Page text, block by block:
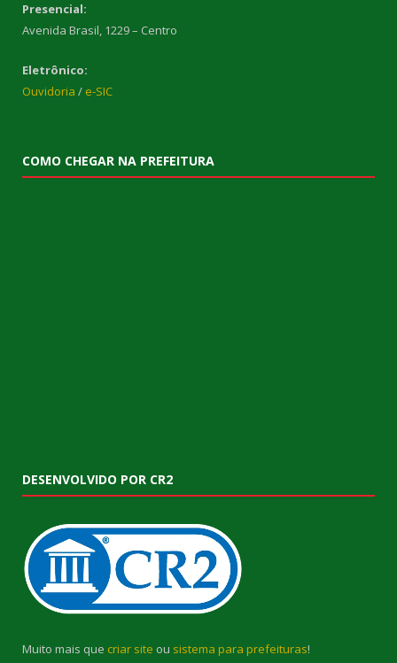
Presencial:
Avenida Brasil, 1229 – Centro
Eletrônico:
Ouvidoria / e-SIC
COMO CHEGAR NA PREFEITURA
DESENVOLVIDO POR CR2
Muito mais que criar site ou sistema para prefeituras!